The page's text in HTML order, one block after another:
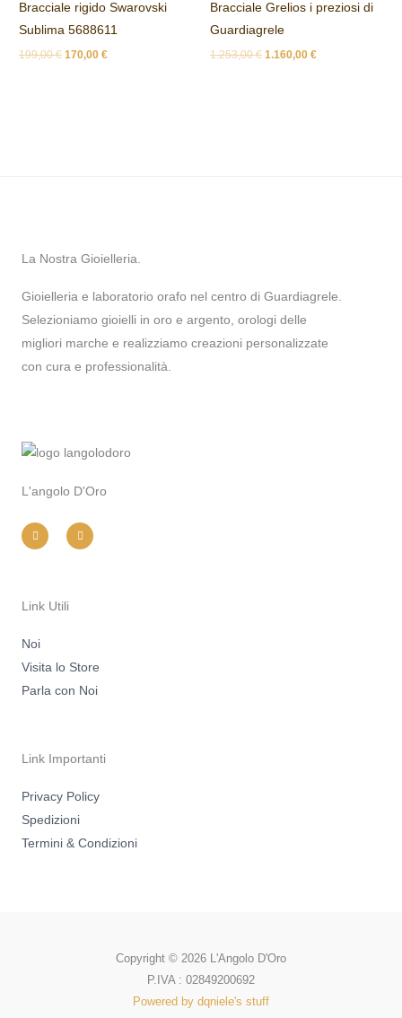
Bracciale rigido Swarovski
Sublima 5688611
199,00€
199,00 €.
170,00€
170,00 €.
Bracciale Grelios i preziosi di
Guardiagrele
1.253,00€
1.253,00 €.
1.160,00 €
1.160,00 €.
La Nostra Gioielleria.
Gioielleria e laboratorio orafo nel centro di Guardiagrele.
Selezioniamo gioielli in oro e argento, orologi delle
migliori marche e realizziamo creazioni personalizzate
con cura e professionalità.
L'angolo D'Oro
n
s
t
m
a
c
e
Link Utili
Noi
Visita lo Store
Parla con Noi
Link Importanti
Privacy Policy
Spedizioni
Termini & Condizioni
Copyright © 2026 L'Angolo D'Oro
P.IVA : 02849200692
Powered by dqniele's stuff